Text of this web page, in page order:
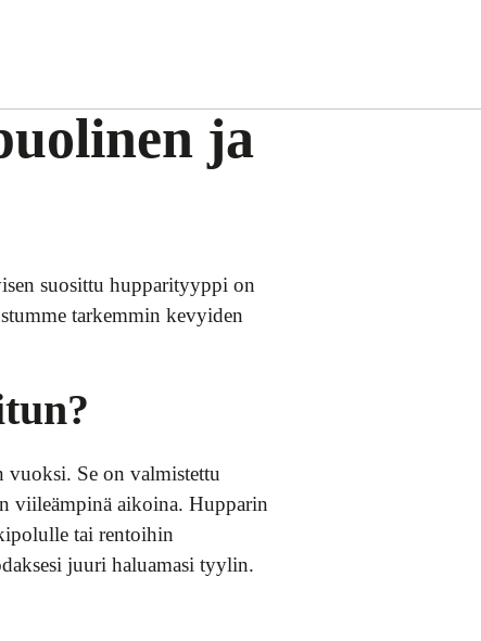
ja
suosittu hupparityyppi on
tarkemmin kevyiden
vuoksi. Se on valmistettu
viileämpinä aikoina. Hupparin
tai rentoihin
juuri haluamasi tyylin.